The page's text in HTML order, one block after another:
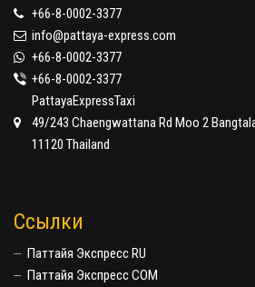
+66-8-0002-3377
info@pattaya-express.com
+66-8-0002-3377
+66-8-0002-3377
PattayaExpressTaxi
49/243 Chaengwattana Rd Moo 2
11120 Thailand
Ссылки
Паттайя Экспресс RU
Паттайя Экспресс COM